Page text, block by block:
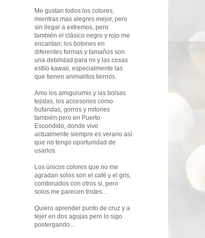
Me gustan todos los colores,
mientras mas alegres mejor, pero
sin llegar a extremos, pero
también el clásico negro y rojo me
encantan; los botones en
diferentes formas y tamaños son
una debilidad para mi y las cosas
estilo kawaii, especialmente las
que tienen animalitos tiernos.
Amo los amigurumis y las bolsas
tejidas, los accesorios como
bufandas, gorros y mitones
también pero en Puerto
Escondido, donde vivo
actualmente siempre es verano así
que no tengo oportunidad de
usarlos.
Los únicos colores que no me
agradan solos son el café y el gris,
combinados con otros si, pero
solos me parecen tristes...
Quiero aprender punto de cruz y a
tejer en dos agujas pero lo sigo
postergando...